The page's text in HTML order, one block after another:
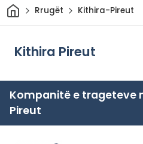
ShtëpiRrugët Kithira-Pireut
Kithira Pireut
Kompanitë e trageteve
Pireut